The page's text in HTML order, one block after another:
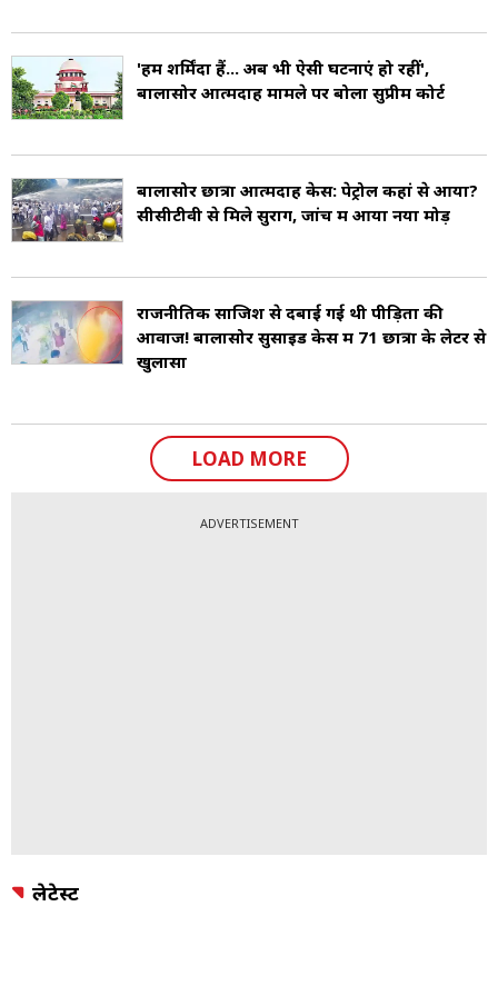
'हम शर्मिंदा हैं... अब भी ऐसी घटनाएं हो रहीं',
बालासोर आत्मदाह मामले पर बोला सुप्रीम कोर्ट
बालासोर छात्रा आत्मदाह केस: पेट्रोल कहां से आया?
सीसीटीवी से मिले सुराग, जांच में आया नया मोड़
राजनीतिक साजिश से दबाई गई थी पीड़िता की
आवाज! बालासोर सुसाइड केस में 71 छात्रों के लेटर से
खुलासा
LOAD MORE
ADVERTISEMENT
लेटेस्ट